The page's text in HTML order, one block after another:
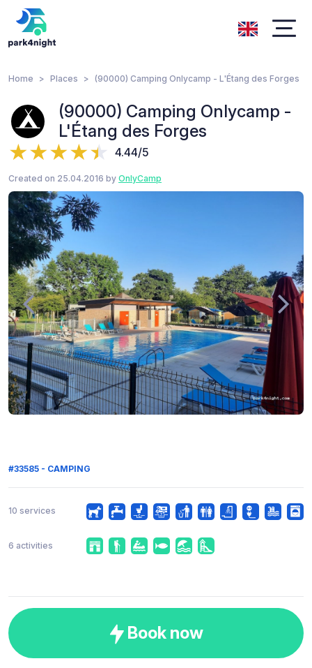
Home Places (90000) Camping Onlycamp - L'Étang des Forges
(90000) Camping Onlycamp -
L'Étang des Forges
4.44/5
Created on 25.04.2016 by OnlyCamp
#33585 - CAMPING
10 services
6 activities
Book now